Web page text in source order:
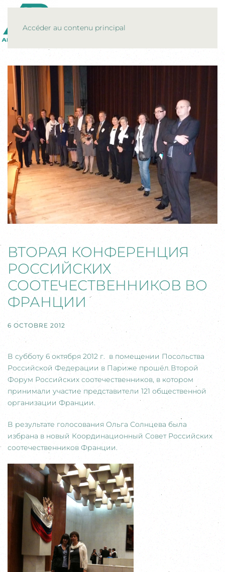
Accéder au contenu principal
ВТОРАЯ КОНФЕРЕНЦИЯ
РОССИЙСКИХ
СООТЕЧЕСТВЕННИКОВ ВО
ФРАНЦИИ
6 OCTOBRE 2012
В субботу 6 октября 2012 г. в помещении Посольства
Российской Федерации в Париже прошёл Второй
Форум Российских соотечественников, в котором
принимали участие представители 121 общественной
организации Франции.
В результате голосования Ольга Солнцева была
избрана в новый Координационный Совет Российских
соотечественников Франции.